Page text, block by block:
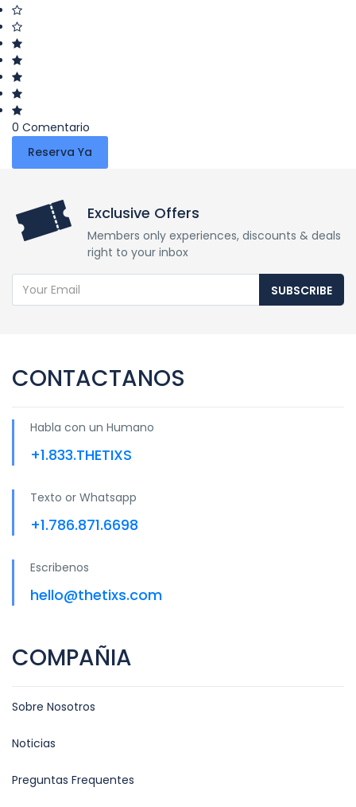
0 Comentario
Reserva Ya
Exclusive Offers
Members only experiences, discounts & deals
right to your inbox
SUBSCRIBE
CONTACTANOS
Habla con un Humano
+1.833.THETIXS
Texto or Whatsapp
+1.786.871.6698
Escribenos
hello@thetixs.com
COMPAÑIA
Sobre Nosotros
Noticias
Preguntas Frequentes